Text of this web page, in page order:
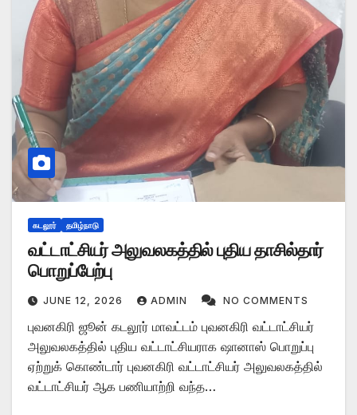
கடலூர் தமிழ்நாடு
வட்டாட்சியர் அலுவலகத்தில் புதிய தாசில்தார்
பொறுப்பேற்பு
JUNE 12, 2026 ADMIN NO COMMENTS
புவனகிரி ஜூன் கடலூர் மாவட்டம் புவனகிரி வட்டாட்சியர்
அலுவலகத்தில் புதிய வட்டாட்சியராக ஷானாஸ் பொறுப்பு
ஏற்றுக் கொண்டார் புவனகிரி வட்டாட்சியர் அலுவலகத்தில்
வட்டாட்சியர் ஆக பணியாற்றி வந்த…